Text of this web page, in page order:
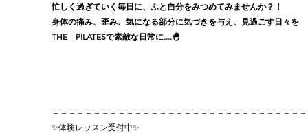
忙しく過ぎていく毎日に、ふと自分をみつめてみませんか？！
身体の痛み、歪み、気になる部分に気づきを与え、見過ごす日々を
THE　PILATESで素敵な日常に....🐣
＝＝＝＝＝＝＝＝＝＝＝＝＝＝＝＝＝＝＝＝＝＝＝＝＝＝＝＝＝＝
✨体験レッスン受付中✨